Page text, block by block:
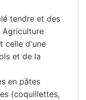
tendre et des
Agriculture
celle d'une
et de la
en pâtes
(coquillettes,